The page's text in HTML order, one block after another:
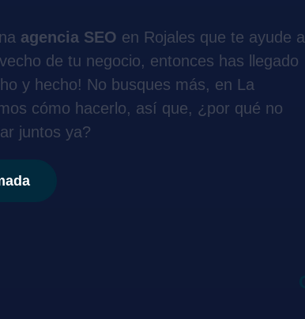
agencia SEO en Rojales que te ayude a
de tu negocio, entonces has llegado
y hecho! No busques más, en La
cómo hacerlo, así que, ¿por qué no
juntos ya?